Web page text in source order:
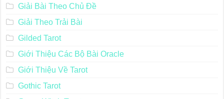
Giải Bài Theo Chủ Đề
Giải Theo Trải Bài
Gilded Tarot
Giới Thiệu Các Bộ Bài Oracle
Giới Thiệu Về Tarot
Gothic Tarot